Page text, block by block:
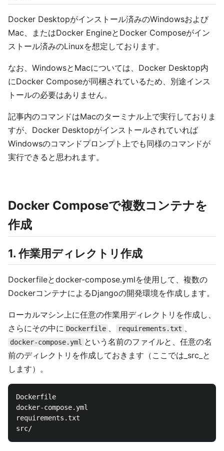
Docker Desktopがインストール済みのWindowsおよび
Mac、またはDocker EngineとDocker Composeがイン
ストール済みのLinuxを想定しております。
なお、WindowsとMacについては、Docker Desktop内
にDocker Composeが同梱されているため、別途インス
トールの必要はありません。
記事内のコマンドはMacのターミナル上で実行しておりま
すが、Docker Desktopがインストールされていれば
Windowsのコマンドプロンプト上でも同様のコマンドが
実行できると思われます。
Docker Composeで複数コンテナを
作成
1. 作業用ディレクトリ作成
Dockerfileとdocker-compose.ymlを使用して、複数の
DockerコンテナによるDjangoの開発環境を作成します。
ローカルマシン上に任意の作業用ディレクトリを作成し、
さらにその中に Dockerfile 、 requirements.txt 、
docker-compose.yml という名前のファイルと、任意の名
前のディレクトリを作成しておきます（ここでは_src_と
します）。
Dockerfile
docker-compose.yml
requirements.txt